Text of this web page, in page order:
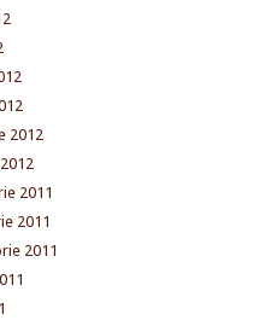
2012
2011
2011
2011